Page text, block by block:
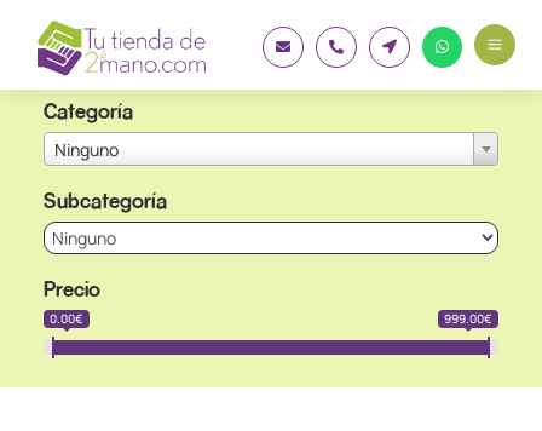
    a
Categoría
Ninguno
Subcategoría
Precio
0.00€ 999.00€